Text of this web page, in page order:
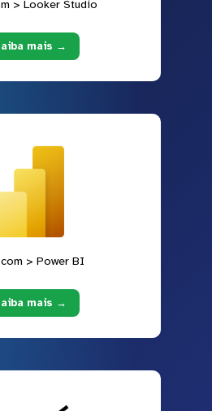
> Looker Studio
mais →
> Power BI
mais →